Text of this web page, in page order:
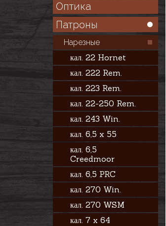
Оптика
Патроны
Нарезные
кал. 22 Hornet
кал. 222 Rem.
кал. 223 Rem.
кал. 22-250 Rem.
кал. 243 Win.
кал. 6,5 x 55
кал. 6,5
Creedmoor
кал. 6,5 PRC
кал. 270 Win.
кал. 270 WSM
кал. 7 x 64